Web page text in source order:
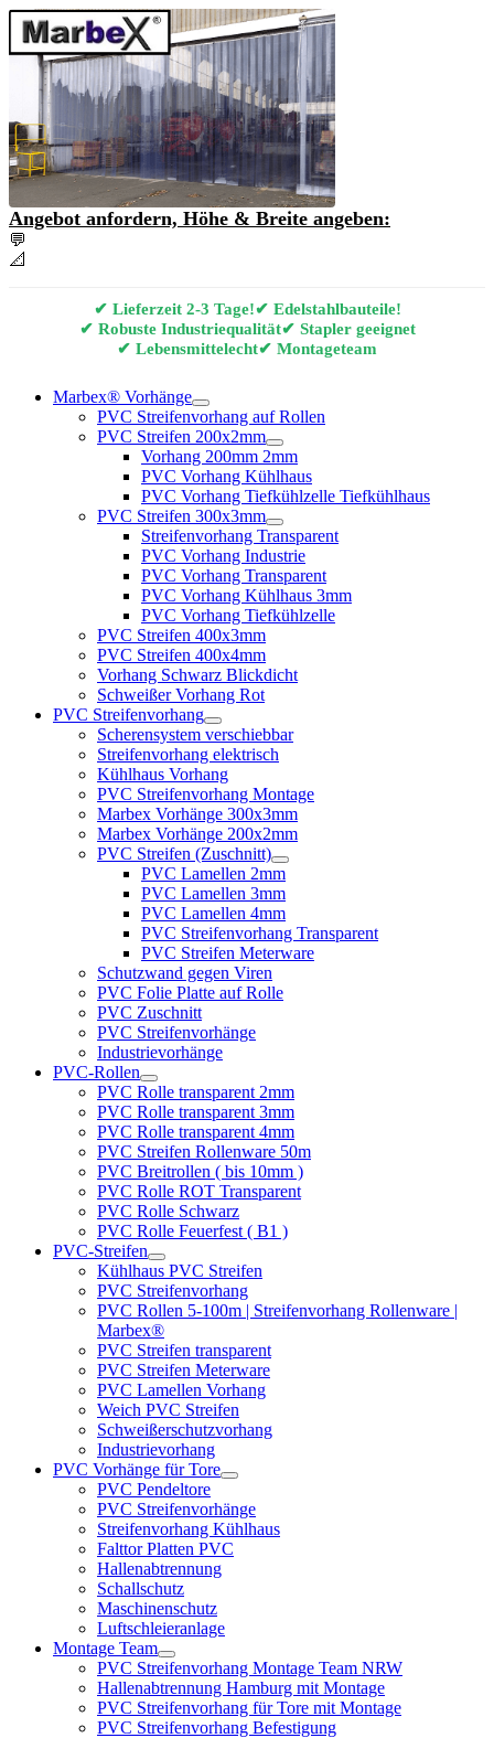
Angebot anfordern, Höhe & Breite angeben:
💬
📐
✔ Lieferzeit 2-3 Tage!✔ Edelstahlbauteile!
✔ Robuste Industriequalität✔ Stapler geeignet
✔ Lebensmittelecht✔ Montageteam
Marbex® Vorhänge
PVC Streifenvorhang auf Rollen
PVC Streifen 200x2mm
Vorhang 200mm 2mm
PVC Vorhang Kühlhaus
PVC Vorhang Tiefkühlzelle Tiefkühlhaus
PVC Streifen 300x3mm
Streifenvorhang Transparent
PVC Vorhang Industrie
PVC Vorhang Transparent
PVC Vorhang Kühlhaus 3mm
PVC Vorhang Tiefkühlzelle
PVC Streifen 400x3mm
PVC Streifen 400x4mm
Vorhang Schwarz Blickdicht
Schweißer Vorhang Rot
PVC Streifenvorhang
Scherensystem verschiebbar
Streifenvorhang elektrisch
Kühlhaus Vorhang
PVC Streifenvorhang Montage
Marbex Vorhänge 300x3mm
Marbex Vorhänge 200x2mm
PVC Streifen (Zuschnitt)
PVC Lamellen 2mm
PVC Lamellen 3mm
PVC Lamellen 4mm
PVC Streifenvorhang Transparent
PVC Streifen Meterware
Schutzwand gegen Viren
PVC Folie Platte auf Rolle
PVC Zuschnitt
PVC Streifenvorhänge
Industrievorhänge
PVC-Rollen
PVC Rolle transparent 2mm
PVC Rolle transparent 3mm
PVC Rolle transparent 4mm
PVC Streifen Rollenware 50m
PVC Breitrollen ( bis 10mm )
PVC Rolle ROT Transparent
PVC Rolle Schwarz
PVC Rolle Feuerfest ( B1 )
PVC-Streifen
Kühlhaus PVC Streifen
PVC Streifenvorhang
PVC Rollen 5-100m | Streifenvorhang Rollenware |
Marbex®
PVC Streifen transparent
PVC Streifen Meterware
PVC Lamellen Vorhang
Weich PVC Streifen
Schweißerschutzvorhang
Industrievorhang
PVC Vorhänge für Tore
PVC Pendeltore
PVC Streifenvorhänge
Streifenvorhang Kühlhaus
Falttor Platten PVC
Hallenabtrennung
Schallschutz
Maschinenschutz
Luftschleieranlage
Montage Team
PVC Streifenvorhang Montage Team NRW
Hallenabtrennung Hamburg mit Montage
PVC Streifenvorhang für Tore mit Montage
PVC Streifenvorhang Befestigung